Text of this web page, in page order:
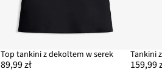
Top tankini z dekoltem w serek
89,99 zł 159,99